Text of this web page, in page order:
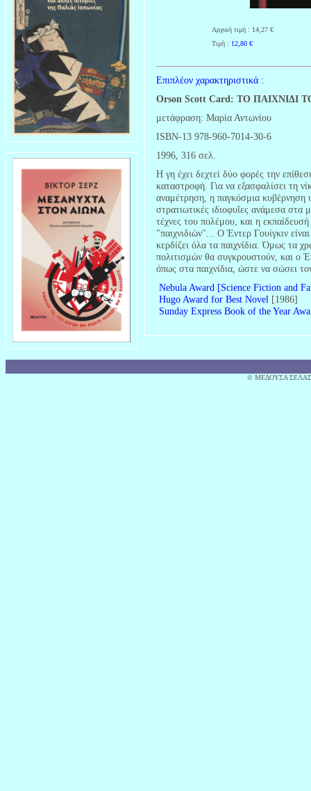
Αρχική τιμή : 14,27 €
Τιμή : 12,80 €
Επιπλέον χαρακτηριστικά :
Orson Scott Card: ΤΟ ΠΑΙΧΝΙΔΙ
μετάφραση: Μαρία Αντωνίου
ISBN-13 978-960-7014-30-6
1996, 316 σελ.
Η γη έχει δεχτεί δύο φορές την
καταστροφή. Για να εξασφαλίσει τη
αναμέτρηση, η παγκόσμια κυβέρνηση
στρατιωτικές ιδιοφυΐες ανάμεσα στα
τέχνες του πολέμου, και η
"παιχνιδιών"... Ο Έντερ Γουίγκιν
κερδίζει όλα τα παιχνίδια. Όμως τα
πολιτισμών θα συγκρουστούν, και ο
όπως στα παιχνίδια, ώστε να σώσει
Nebula Award [Science Fiction and
Hugo Award for Best Novel [1986]
Sunday Express Book of the Year
© MΕΔΟΥΣΑ